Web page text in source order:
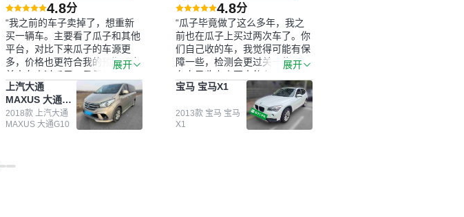
4.8分
“我之前的车子卖掉了，想重新
买一辆车。主要看了瓜子和其他
平台，对比下来瓜子的车源更
多，价格也更符合我的预期。之
前卖车来过瓜子，虽然价格没谈
成，但APP一直留着。瓜子毕竟
是大平台，整体印象还好。我最
终买了一台上汽大通，18年的
车，公里数9万多，符合我的要
捷，其他平台的分期需要到当地
展开
上汽大通
MAXUS 大通
G10
2018款 上汽大通
MAXUS 大通G10
4.8分
“瓜子毕竟做了这么多年，我之
前也在瓜子上买过两次车了。你
们自己收的车，我觉得可能有保
障一些，检测会更过关一些。平
台自己收上来再卖的车，应该更
可靠。我买的是宝马X1，主要看
中它的价格和公里数比较合适。
另外，瓜子承诺无火烧、无事
故、无泡水、无调表，在平台自
展开
宝马 宝马X1
2013款 宝马 宝马
X1